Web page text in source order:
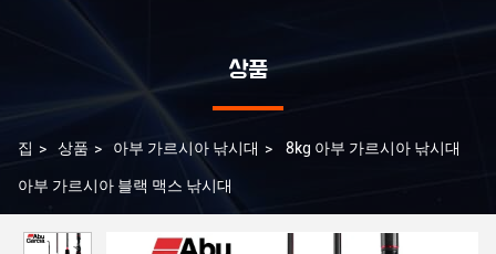
상품
집 > 상품 > 아부 가르시아 낚시대 > 8kg 아부 가르시아 낚시대
아부 가르시아 블랙 맥스 낚시대